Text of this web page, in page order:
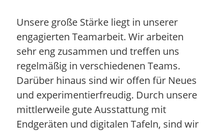
Unsere große Stärke liegt in unserer
engagierten Teamarbeit. Wir arbeiten
sehr eng zusammen und treffen uns
regelmäßig in verschiedenen Teams.
Darüber hinaus sind wir offen für Neues
und experimentierfreudig. Durch unsere
mittlerweile gute Ausstattung mit
Endgeräten und digitalen Tafeln, sind wir